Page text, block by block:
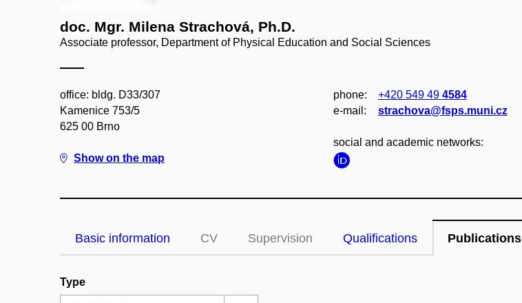
doc. Mgr. Milena Strachová, Ph.D.
Associate professor, Department of Physical Education and Social Sciences
office: bldg. D33/307
Kamenice 753/5
625 00 Brno
Show on the map
phone: +420 549 49 4584
e‑mail:
strachova@fsps.muni.cz
social and academic networks:
Basic information CV Supervision Qualifications Publications
Type